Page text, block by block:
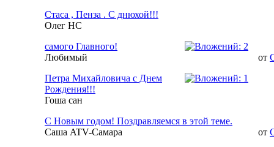
Стаса , Пенза . С днюхой!!!
Олег НС
самого Главного!
Любимый
от
Петра Михайловича с Днем
Рождения!!!
Гоша сан
С Новым годом! Поздравляемся в этой теме.
Саша ATV-Самара
от